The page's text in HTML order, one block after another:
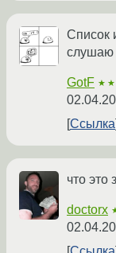
Список
слушаю
GotF
Ссылка
что это
doctorx